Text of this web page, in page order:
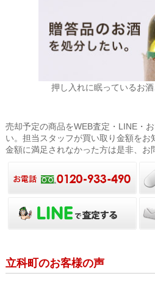
押し入れに眠っているお
売却予定の商品をWEB査定・LINE・
い。担当スタッフが買い取り金額をお
金額に満足されなかった方は是非、お
立科町のお客様の声